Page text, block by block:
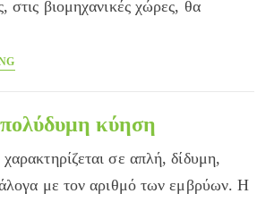
στις βιομηχανικές χώρες, θα
από
χρόνια
κύηση
σε απλή, δίδυμη,
με τον αριθμό των εμβρύων. Η